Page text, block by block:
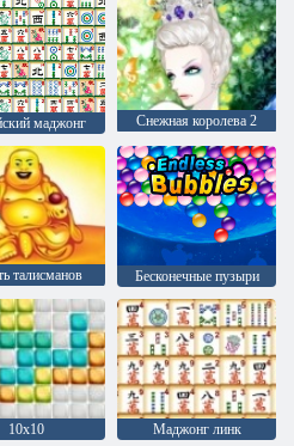
маджонг Снежная королева 2
талисманов Бесконечные пузыри
10х10 Маджонг линк